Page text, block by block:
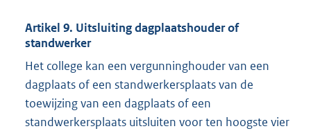
Artikel 9. Uitsluiting dagplaatshouder of
standwerker
Het college kan een vergunninghouder van een
dagplaats of een standwerkersplaats van de
toewijzing van een dagplaats of een
standwerkersplaats uitsluiten voor ten hoogste vier